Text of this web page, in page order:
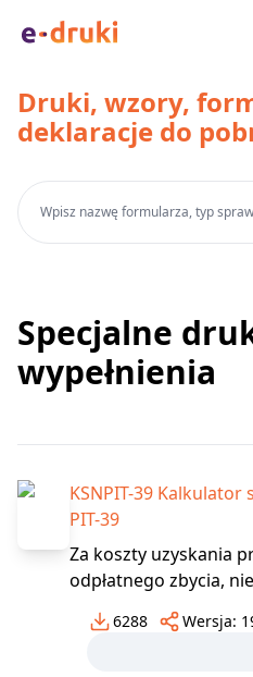
Druki, wzory,
deklaracje do
Specjalne
wypełnienia
KSNPIT-39
PIT-39
Za koszty uzyskania
odpłatnego zbycia,
związanych z
udokumentowane
6288 Wersja: